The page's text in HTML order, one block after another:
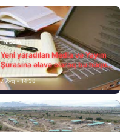
MEDİA
Yeni yaradılan Media və Yayım
Şurasına əlavə olaraq bu hüquq
və vəzifələr də verilib
7 Avq • 14:38